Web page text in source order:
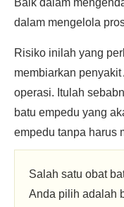
Baik dalam
dalam mengelola
Risiko inilah yang
membiarkan
operasi. Itulah
batu empedu yang
empedu tanpa harus
Salah satu obat
Anda pilih adalah